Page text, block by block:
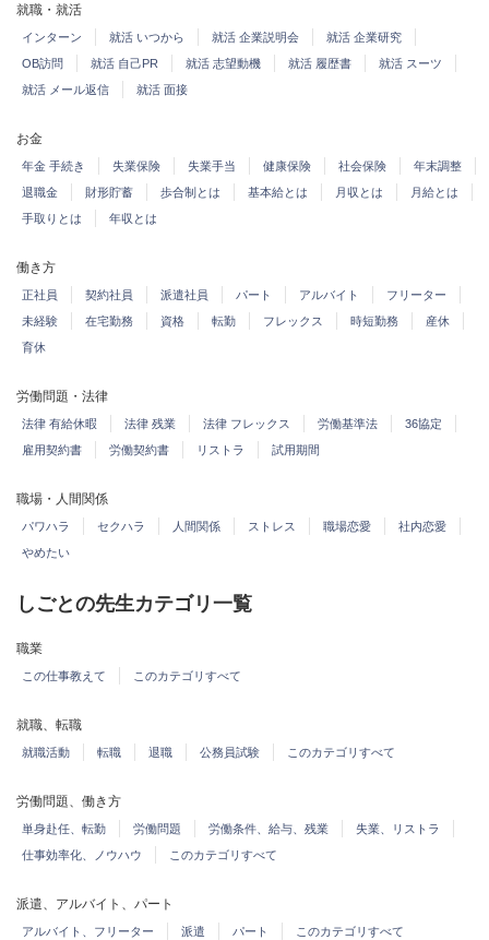
就職・就活
インターン 就活 いつから 就活 企業説明会
就活 企業研究
OB訪問
就活 自己PR 就活 志望動機 就活 履歴書
就活 スーツ
就活 メール返信
就活 面接
お金
年金 手続き 失業保険 失業手当 健康保険 社会保険
年末調整
退職金
財形貯蓄 歩合制とは 基本給とは 月収とは
月給とは
手取りとは
年収とは
働き方
正社員 契約社員 派遣社員 パート アルバイト
フリーター
未経験
在宅勤務 資格 転勤 フレックス 時短勤務
産休
育休
労働問題・法律
法律 有給休暇 法律 残業 法律 フレックス 労働基準法
36協定
雇用契約書
労働契約書 リストラ 試用期間
職場・人間関係
パワハラ セクハラ 人間関係 ストレス 職場恋愛
社内恋愛
やめたい
しごとの先生カテゴリ一覧
職業
この仕事教えて このカテゴリすべて
就職、転職
就職活動 転職 退職 公務員試験 このカテゴリすべて
労働問題、働き方
単身赴任、転勤 労働問題 労働条件、給与、残業
失業、リストラ
仕事効率化、ノウハウ
このカテゴリすべて
派遣、アルバイト、パート
アルバイト、フリーター 派遣 パート このカテゴリすべて